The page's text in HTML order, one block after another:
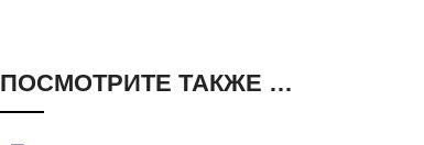
ПОСМОТРИТЕ ТАКЖЕ …